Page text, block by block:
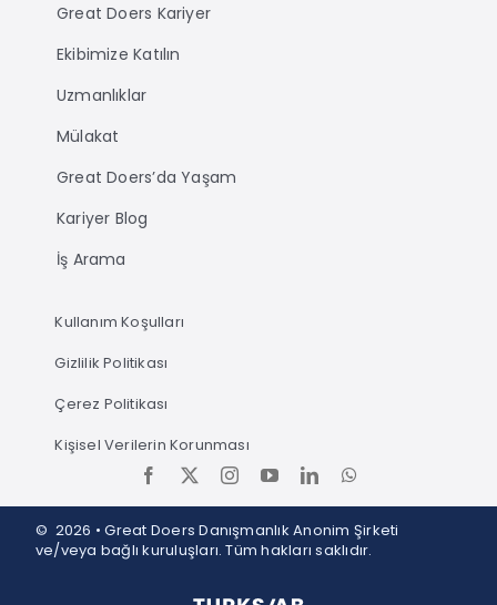
Great Doers Kariyer
Ekibimize Katılın
Uzmanlıklar
Mülakat
Great Doers’da Yaşam
Kariyer Blog
İş Arama
Kullanım Koşulları
Gizlilik Politikası
Çerez Politikası
Kişisel Verilerin Korunması
© 2026 • Great Doers Danışmanlık Anonim Şirketi
ve/veya bağlı kuruluşları. Tüm hakları saklıdır.